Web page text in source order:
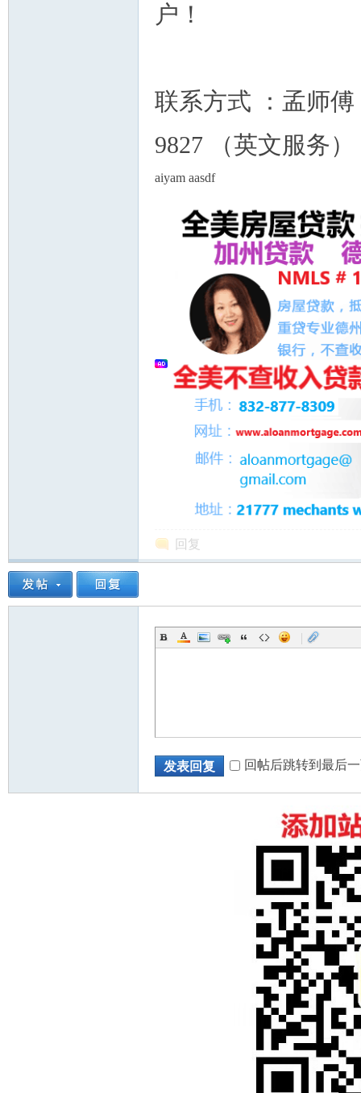
户！
联系方式 ：孟师傅
9827 （英文服务
aiyam aasdf
回复
|
发表回复 回帖后跳转到最后